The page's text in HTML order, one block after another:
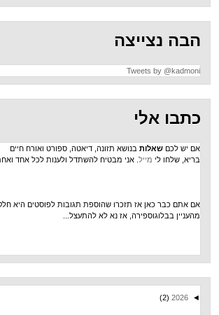
Tweets by
אלי
שאלותבנושא תזונה, דיאטה, ספורט ואורח חיים
מייל. אני מבטיח להשתדל ולענות לכל אחד ואחת.
כאן אז תזכרו שהוספת תגובות לפוסטים היא חלק
אז נא לא להתעצל...